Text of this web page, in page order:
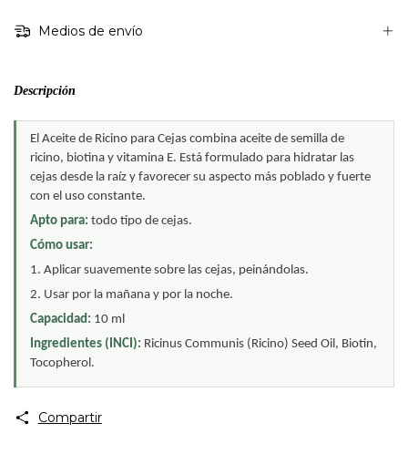
Medios de envío
Descripción
El Aceite de Ricino para Cejas combina aceite de semilla de
ricino, biotina y vitamina E. Está formulado para hidratar las
cejas desde la raíz y favorecer su aspecto más poblado y fuerte
con el uso constante.
Apto para: todo tipo de cejas.
Cómo usar:
1. Aplicar suavemente sobre las cejas, peinándolas.
2. Usar por la mañana y por la noche.
Capacidad: 10 ml
Ingredientes (INCI): Ricinus Communis (Ricino) Seed Oil, Biotin,
Tocopherol.
Compartir